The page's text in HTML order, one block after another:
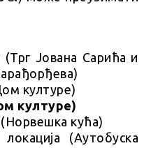
Јована Сарића и
културе)
културе)
кућа)
(Аутобуска